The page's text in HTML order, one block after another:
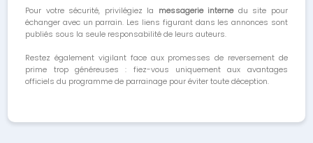
Pour votre sécurité, privilégiez la messagerie internedu site pour
échanger avec un parrain. Les liens figurant dans les annonces sont
publiés sous la seule responsabilité de leurs auteurs.
Restez également vigilant face aux promesses de reversement de
prime trop généreuses : fiez-vous uniquement aux avantages
officiels du programme de parrainage pour éviter toute déception.